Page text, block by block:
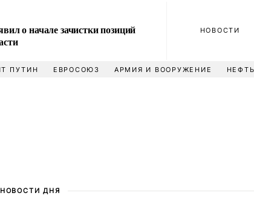
о начале зачистки позиций
НОВОСТИ
ПУТИН ЕВРОСОЮЗ АРМИЯ И ВООРУЖЕНИЕ
НОВОСТИ ДНЯ